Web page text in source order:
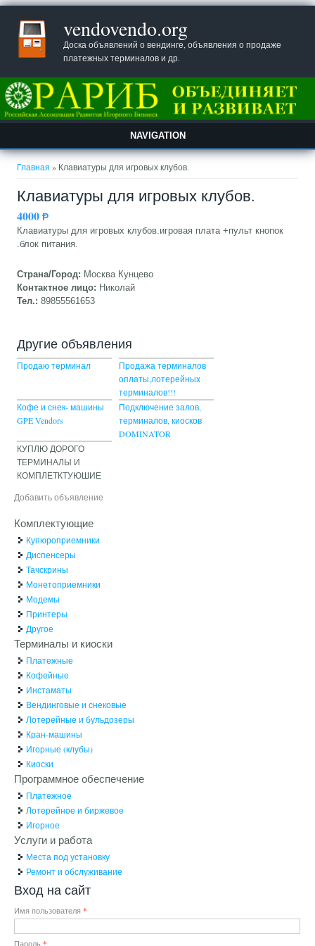
vendovendo.org
Доска объявлений о вендинге, объявления о продаже
платежных терминалов и др.
NAVIGATION
Вы здесь
Главная » Клавиатуры для игровых клубов.
Клавиатуры для игровых клубов.
4000Ᵽ
Клавиатуры для игровых клубов.игровая плата +пульт кнопок
.блок питания.
Страна/Город: Москва Кунцево
Контактное лицо: Николай
Тел.:89855561653
Другие объявления
Продаю терминал
Продажа терминалов
оплаты,лотерейных
терминалов!!!
Кофе и снек- машины
GPE Vendors
Подключение залов,
терминалов, киосков
DOMINATOR
КУПЛЮ ДОРОГО
ТЕРМИНАЛЫ И
КОМПЛЕТКТУЮШИЕ
Добавить объявление
Комплектующие
Купюроприемники
Диспенсеры
Тачскрины
Монетоприемники
Модемы
Принтеры
Другое
Терминалы и киоски
Платежные
Кофейные
Инстаматы
Вендинговые и снековые
Лотерейные и бульдозеры
Кран-машины
Игорные (клубы)
Киоски
Программное обеспечение
Платежное
Лотерейное и биржевое
Игорное
Услуги и работа
Места под установку
Ремонт и обслуживание
Вход на сайт
Имя пользователя *
Пароль *